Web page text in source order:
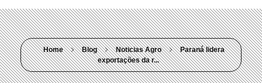
Home Blog Noticias Agro
Paraná lidera
exportações da r...